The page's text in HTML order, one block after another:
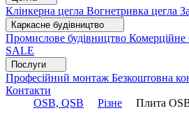
Клінкерна цегла Вогнетривка цегла
Каркасне будівництво
Промислове будівництво Комерційне
SALE
Послуги
Професійний монтаж Безкоштовна
Контакти
OSB, QSB
Різне Плита